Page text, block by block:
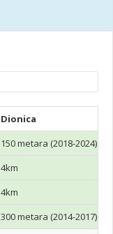
Dionica
150 metara (2018-2024)
4km
4km
300 metara (2014-2017)